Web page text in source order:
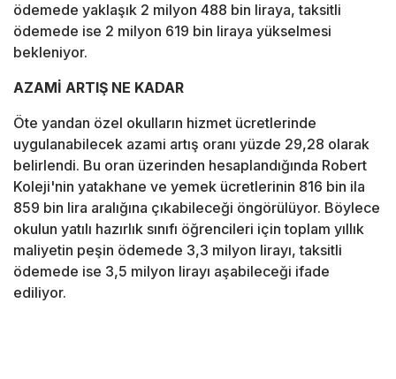
ödemede yaklaşık 2 milyon 488 bin liraya, taksitli
ödemede ise 2 milyon 619 bin liraya yükselmesi
bekleniyor.
AZAMİ ARTIŞ NE KADAR
Öte yandan özel okulların hizmet ücretlerinde
uygulanabilecek azami artış oranı yüzde 29,28 olarak
belirlendi. Bu oran üzerinden hesaplandığında Robert
Koleji'nin yatakhane ve yemek ücretlerinin 816 bin ila
859 bin lira aralığına çıkabileceği öngörülüyor. Böylece
okulun yatılı hazırlık sınıfı öğrencileri için toplam yıllık
maliyetin peşin ödemede 3,3 milyon lirayı, taksitli
ödemede ise 3,5 milyon lirayı aşabileceği ifade
ediliyor.